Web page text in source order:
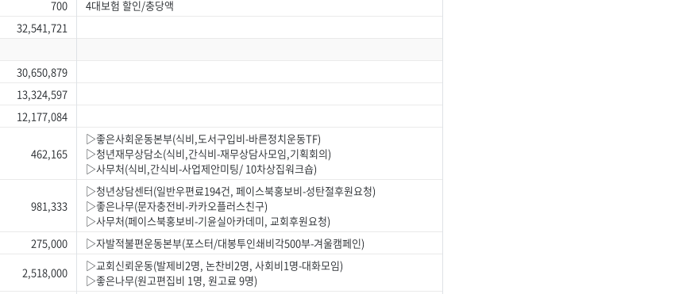
700
4대보험 할인/충당액
32,541,721
30,650,879
13,324,597
12,177,084
462,165
▷좋은사회운동본부(식비,도서구입비-바른정치운동TF)
▷청년재무상담소(식비,간식비-재무상담사모임,기획회의)
▷사무처(식비,간식비-사업제안미팅/ 10차상집워크숍)
981,333
▷청년상담센터(일반우편료194건, 페이스북홍보비-성탄절후원요청)
▷좋은나무(문자충전비-카카오플러스친구)
▷사무처(페이스북홍보비-기윤실아카데미, 교회후원요청)
275,000
▷자발적불편운동본부(포스터/대봉투인쇄비각500부-겨울캠페인)
2,518,000
▷교회신뢰운동(발제비2명, 논찬비2명, 사회비1명-대화모임)
▷좋은나무(원고편집비 1명, 원고료 9명)